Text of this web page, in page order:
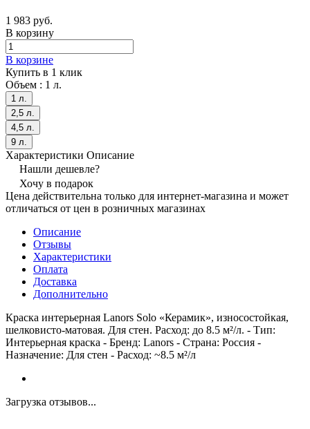
1 983 руб.
В корзину
В корзине
Купить в 1 клик
Объем : 1 л.
1 л.
2,5 л.
4,5 л.
9 л.
Характеристики Описание
Нашли дешевле?
Хочу в подарок
Цена действительна только для интернет-магазина и может
отличаться от цен в розничных магазинах
Описание
Отзывы
Характеристики
Оплата
Доставка
Дополнительно
Краска интерьерная Lanors Solo «Керамик», износостойкая,
шелковисто-матовая. Для стен. Расход: до 8.5 м²/л. - Тип:
Интерьерная краска - Бренд: Lanors - Страна: Россия -
Назначение: Для стен - Расход: ~8.5 м²/л
Загрузка отзывов...